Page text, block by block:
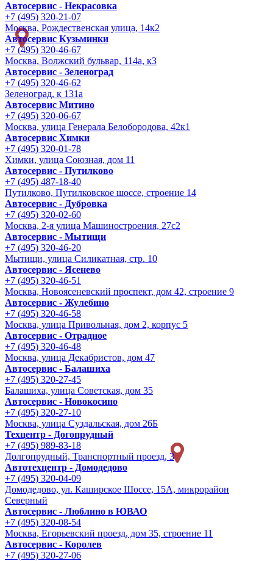
Автосервис - Некрасовка
+7 (495) 320-21-07
Москва, Рождественская улица, 14к2
Автосервис Кузьминки
+7 (495) 320-46-67
Москва, Волжский бульвар, 114а, к3
Автосервис - Зеленоград
+7 (495) 320-46-62
Зеленоград, к 131а
Автосервис Митино
+7 (495) 320-06-67
Москва, улица Генерала Белобородова, 42к1
Автосервис Химки
+7 (495) 320-01-78
Химки, улица Союзная, дом 11
Автосервис - Путилково
+7 (495) 487-18-40
Путилково, Путилковское шоссе, строение 14
Автосервис - Дубровка
+7 (495) 320-02-60
Москва, 2-я улица Машиностроения, 27с2
Автосервис - Мытищи
+7 (495) 320-46-20
Мытищи, улица Силикатная, стр. 10
Автосервис - Ясенево
+7 (495) 320-46-51
Москва, Новоясеневский проспект, дом 42, строение 9
Автосервис - Жулебино
+7 (495) 320-46-58
Москва, улица Привольная, дом 2, корпус 5
Автосервис - Отрадное
+7 (495) 320-46-48
Москва, улица Декабристов, дом 47
Автосервис - Балашиха
+7 (495) 320-27-45
Балашиха, улица Советская, дом 35
Автосервис - Новокосино
+7 (495) 320-27-10
Москва, улица Суздальская, дом 26Б
Техцентр - Догопрудный
+7 (495) 989-83-18
Долгопрудный, Транспортный проезд, 3
Автотехцентр - Домодедово
+7 (495) 320-04-09
Домодедово, ул. Каширское Шоссе, 15А, микрорайон
Северный
Автосервис - Люблино в ЮВАО
+7 (495) 320-08-54
Москва, Егорьевский проезд, дом 35, строение 11
Автосервис - Королев
+7 (495) 320-27-06